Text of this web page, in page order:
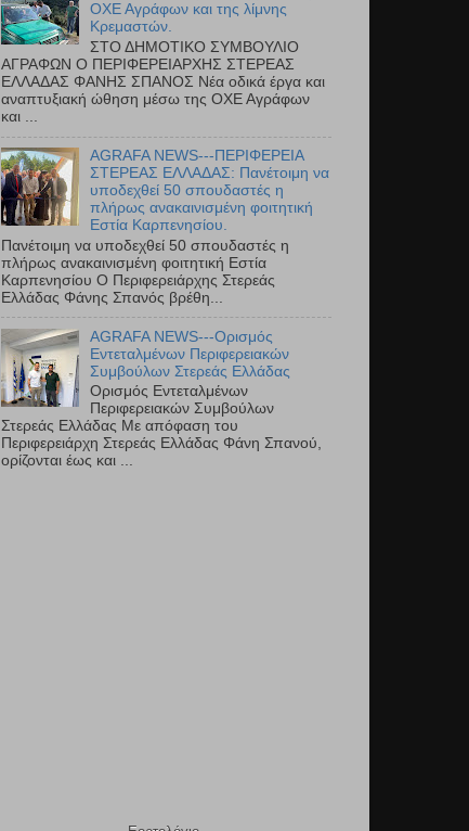
ΟΧΕ Αγράφων και της λίμνης
Κρεμαστών.
ΣΤΟ ΔΗΜΟΤΙΚΟ ΣΥΜΒΟΥΛΙΟ
ΑΓΡΑΦΩΝ Ο ΠΕΡΙΦΕΡΕΙΑΡΧΗΣ ΣΤΕΡΕΑΣ
ΕΛΛΑΔΑΣ ΦΑΝΗΣ ΣΠΑΝΟΣ Νέα οδικά έργα και
αναπτυξιακή ώθηση μέσω της ΟΧΕ Αγράφων
και ...
AGRAFA NEWS---ΠΕΡΙΦΕΡΕΙΑ
ΣΤΕΡΕΑΣ ΕΛΛΑΔΑΣ: Πανέτοιμη να
υποδεχθεί 50 σπουδαστές η
πλήρως ανακαινισμένη φοιτητική
Εστία Καρπενησίου.
Πανέτοιμη να υποδεχθεί 50 σπουδαστές η
πλήρως ανακαινισμένη φοιτητική Εστία
Καρπενησίου Ο Περιφερειάρχης Στερεάς
Ελλάδας Φάνης Σπανός βρέθη...
AGRAFA NEWS---Ορισμός
Εντεταλμένων Περιφερειακών
Συμβούλων Στερεάς Ελλάδας
Ορισμός Εντεταλμένων
Περιφερειακών Συμβούλων
Στερεάς Ελλάδας Με απόφαση του
Περιφερειάρχη Στερεάς Ελλάδας Φάνη Σπανού,
ορίζονται έως και ...